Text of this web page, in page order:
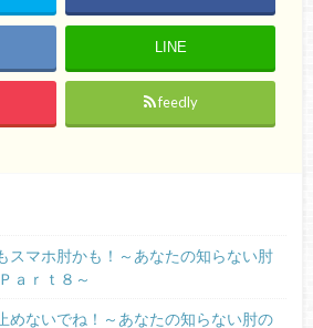
LINE
feedly
スマホ肘かも！～あなたの知らない肘
ａｒｔ８～
めないでね！～あなたの知らない肘の